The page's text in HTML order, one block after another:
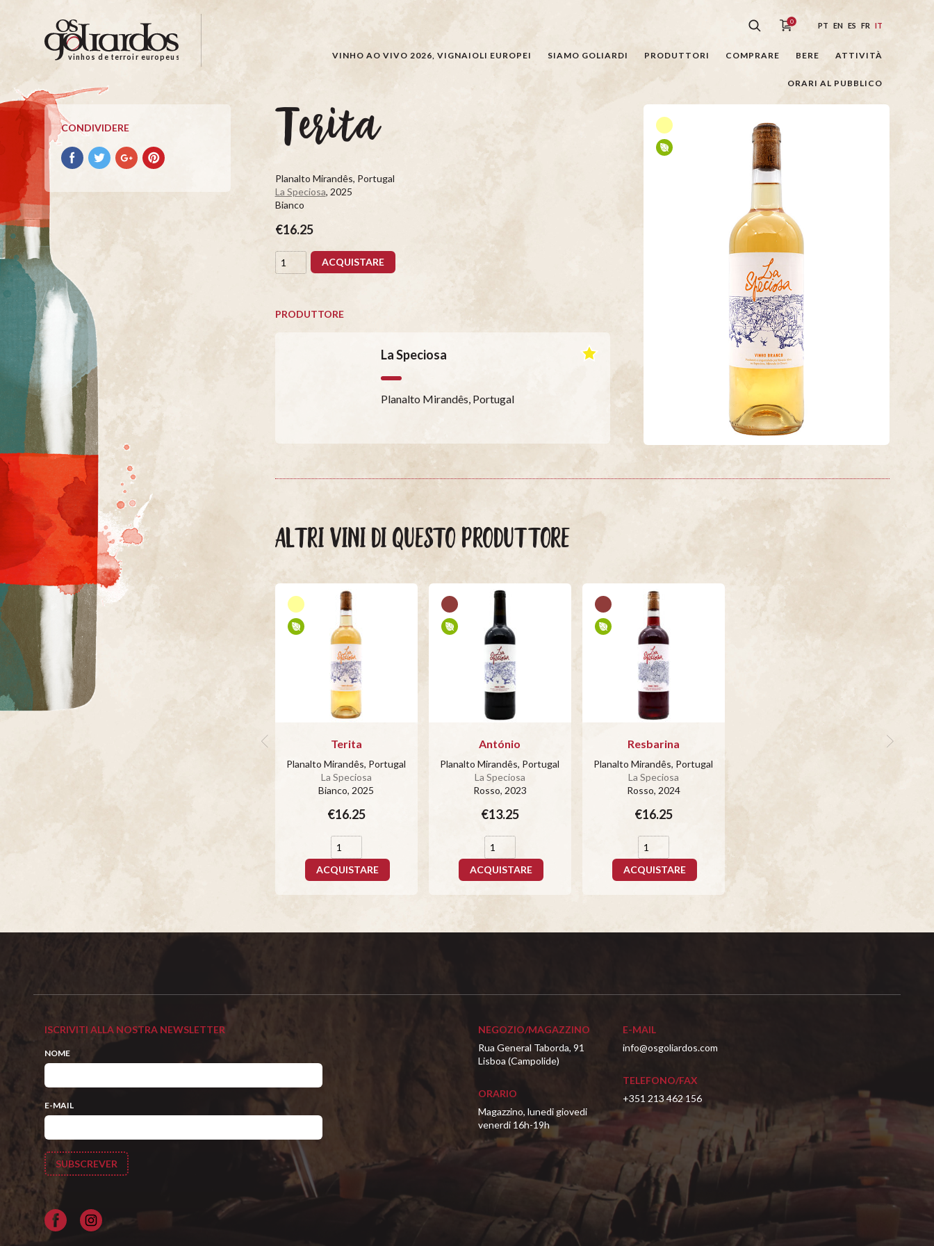
Os
Goliardos
Vinhos
de
Terroir
Europeus
vinhos de terroir europeus
0 PT EN ES FR IT
VINHO AO VIVO 2026, VIGNAIOLI EUROPEI SIAMO GOLIARDI PRODUTTORI COMPRARE BERE ATTIVITÀ
ORARI AL PUBBLICO
CONDIVIDERE
Condividere
su
Condividere
su
Condividere
su
Condividere
su
Terita
Planalto Mirandês, Portugal
La Speciosa, 2025
Bianco
€16.25
ACQUISTARE
PRODUTTORE
La Speciosa
Planalto Mirandês, Portugal
ALTRI VINI DI QUESTO PRODUTTORE
Terita
Planalto Mirandês, Portugal
La Speciosa
Bianco, 2025
€16.25
ACQUISTARE
António
Planalto Mirandês, Portugal
La Speciosa
Rosso, 2023
€13.25
ACQUISTARE
Resbarina
Planalto Mirandês, Portugal
La Speciosa
Rosso, 2024
€16.25
ACQUISTARE
ISCRIVITI ALLA NOSTRA NEWSLETTER
NOME
E-MAIL
Facebook
NEGOZIO/MAGAZZINO
Rua General Taborda, 91
Lisboa (Campolide)
ORARIO
Magazzino, lunedi giovedi
venerdi 16h-19h
E-MAIL
info@osgoliardos.com
TELEFONO/FAX
+351 213 462 156